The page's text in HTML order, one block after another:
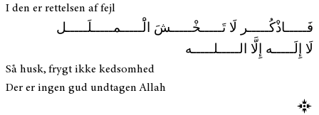
I den er rettelsen af fejl
فَـــــاذْكُـــــر لَا تَـــــخْـــــشَ الَْـــــمـــــلَـــــل
لَا إِلَـــــه إِلَّا الـــــلـــــه
Så husk, frygt ikke kedsomhed
Der er ingen gud undtagen Allah